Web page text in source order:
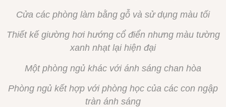
Cửa các phòng làm bằng gỗ và sử dụng màu tối
Thiết kế giường hơi hướng cổ điển nhưng màu tường
xanh nhạt lại hiện đại
Một phòng ngủ khác với ánh sáng chan hòa
Phòng ngủ kết hợp với phòng học của các con ngập
tràn ánh sáng